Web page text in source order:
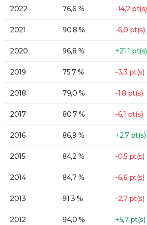
2022 76,6 % -14,2 pt(s)
2021 90,8 % -6,0 pt(s)
2020 96,8 % +21,1 pt(s)
2019 75,7 % -3,3 pt(s)
2018 79,0 % -1,8 pt(s)
2017 80,7 % -6,1 pt(s)
2016 86,9 % +2,7 pt(s)
2015 84,2 % -0,5 pt(s)
2014 84,7 % -6,6 pt(s)
2013 91,3 % -2,7 pt(s)
2012 94,0 % +5,7 pt(s)